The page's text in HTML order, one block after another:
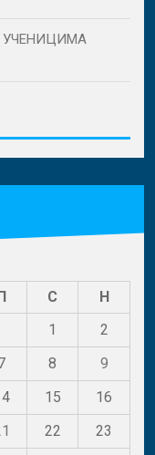
С
Н
1
2
8
9
15
16
22
23